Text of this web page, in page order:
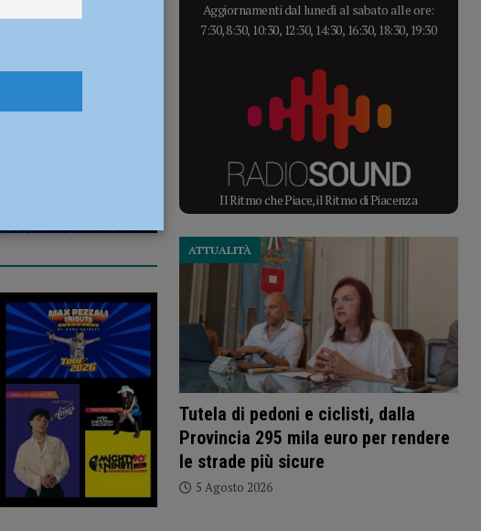
Aggiornamenti dal lunedì al sabato alle ore:
7:30, 8:30, 10:30, 12:30, 14:30, 16:30, 18:30, 19:30
Il Ritmo che Piace, il Ritmo di Piacenza
Tutela di pedoni e ciclisti, dalla
Provincia 295 mila euro per rendere
le strade più sicure
ATTUALITÀ
5 Agosto 2026